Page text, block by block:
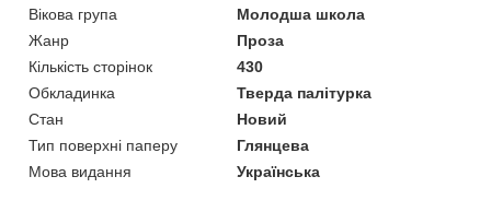
Вікова група
Молодша школа
Жанр
Проза
Кількість сторінок
430
Обкладинка
Тверда палітурка
Стан
Новий
Тип поверхні паперу
Глянцева
Мова видання
Українська